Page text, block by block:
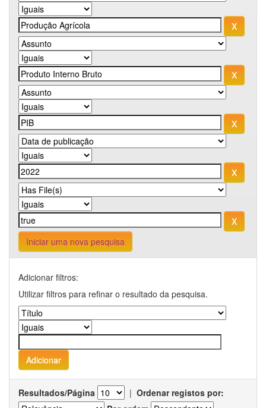
Iniciar uma nova pesquisa
Adicionar filtros:
Utilizar filtros para refinar o resultado da pesquisa.
Resultados/Página | Ordenar registos por: